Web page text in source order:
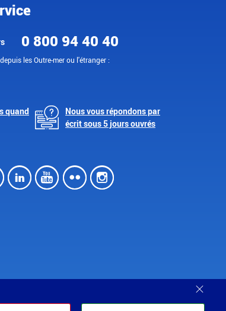
0 800 94 40 40
les Outre-mer ou l'étranger :
quand
Nous vous répondons par
écrit sous 5 jours ouvrés
LinkedIn
Youtube
FlickrInstagram